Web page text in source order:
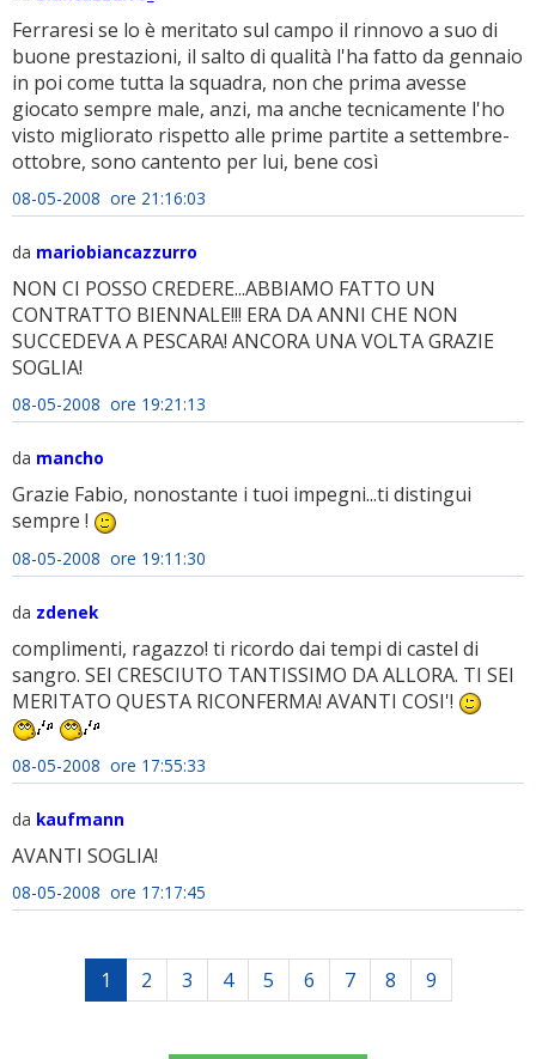
Ferraresi se lo è meritato sul campo il rinnovo a suo di
buone prestazioni, il salto di qualità l'ha fatto da gennaio
in poi come tutta la squadra, non che prima avesse
giocato sempre male, anzi, ma anche tecnicamente l'ho
visto migliorato rispetto alle prime partite a settembre-
ottobre, sono cantento per lui, bene così
08-05-2008 ore 21:16:03
da mariobiancazzurro
NON CI POSSO CREDERE...ABBIAMO FATTO UN
CONTRATTO BIENNALE!!! ERA DA ANNI CHE NON
SUCCEDEVA A PESCARA! ANCORA UNA VOLTA GRAZIE
SOGLIA!
08-05-2008 ore 19:21:13
da mancho
Grazie Fabio, nonostante i tuoi impegni...ti distingui
sempre !
08-05-2008 ore 19:11:30
da zdenek
complimenti, ragazzo! ti ricordo dai tempi di castel di
sangro. SEI CRESCIUTO TANTISSIMO DA ALLORA. TI SEI
MERITATO QUESTA RICONFERMA! AVANTI COSI'!
08-05-2008 ore 17:55:33
da kaufmann
AVANTI SOGLIA!
08-05-2008 ore 17:17:45
1 2 3 4 5 6 7 8 9